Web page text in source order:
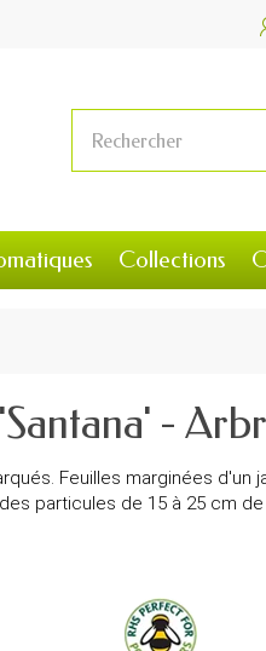
Collections
-
Feuilles marginées d'un
particules de 15 à 25 cm de